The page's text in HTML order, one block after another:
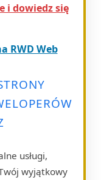
i dowiedz się
RWD Web
usługi,
wyjątkowy